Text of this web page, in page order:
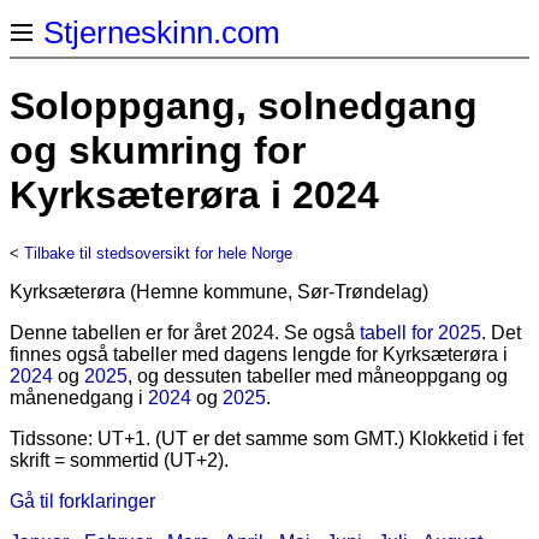
Stjerneskinn.com
Soloppgang, solnedgang
og skumring for
Kyrksæterøra i 2024
< Tilbake til stedsoversikt for hele Norge
Kyrksæterøra (Hemne kommune, Sør-Trøndelag)
Denne tabellen er for året 2024. Se også tabell for 2025. Det
finnes også tabeller med dagens lengde for Kyrksæterøra i
2024 og 2025, og dessuten tabeller med måneoppgang og
månenedgang i 2024 og 2025.
Tidssone: UT+1. (UT er det samme som GMT.) Klokketid i fet
skrift = sommertid (UT+2).
Gå til forklaringer